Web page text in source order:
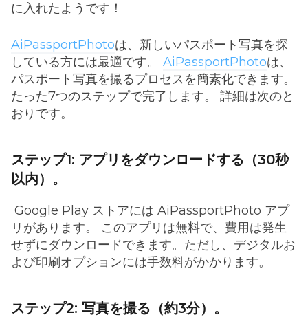
に入れたようです！
AiPassportPhotoは、新しいパスポート写真を探
している方には最適です。 AiPassportPhotoは、
パスポート写真を撮るプロセスを簡素化できます。
たった7つのステップで完了します。 詳細は次のと
おりです。
ステップ1: アプリをダウンロードする（30秒
以内）。
Google Play ストアには AiPassportPhoto アプ
リがあります。 このアプリは無料で、費用は発生
せずにダウンロードできます。ただし、デジタルお
よび印刷オプションには手数料がかかります。
ステップ2: 写真を撮る（約3分）。